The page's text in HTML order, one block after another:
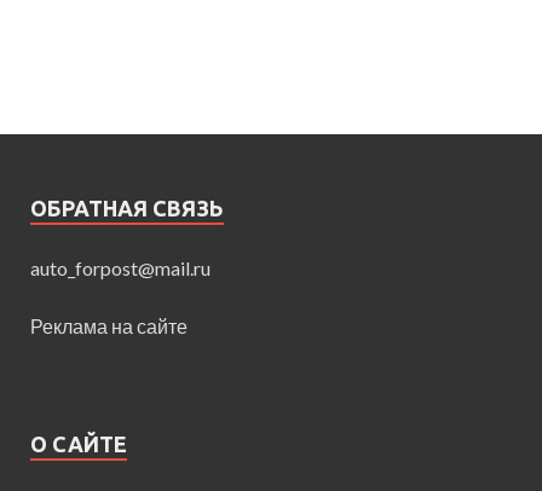
ОБРАТНАЯ СВЯЗЬ
auto_forpost@mail.ru
Реклама на сайте
О САЙТЕ